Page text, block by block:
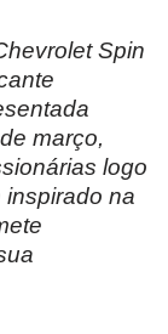
Spin
março,
logo
na